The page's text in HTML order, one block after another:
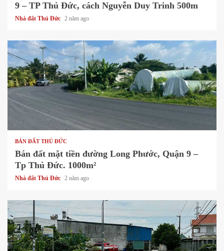
9 – TP Thủ Đức, cách Nguyễn Duy Trinh 500m
Nhà đất Thủ Đức 2 năm ago
1 min read
BÁN ĐẤT THỦ ĐỨC
Bán đất mặt tiền đường Long Phước, Quận 9 –
Tp Thủ Đức. 1000m²
Nhà đất Thủ Đức 2 năm ago